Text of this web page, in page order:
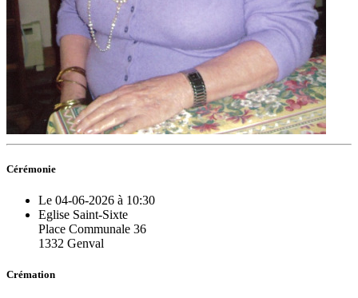
Cérémonie
Le 04-06-2026 à 10:30
Eglise Saint-Sixte
Place Communale 36
1332 Genval
Crémation